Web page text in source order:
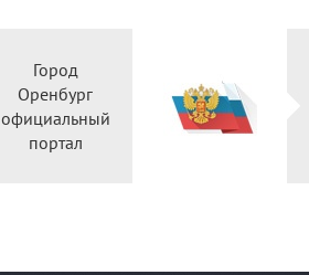
Город
Оренбург
официальный
портал